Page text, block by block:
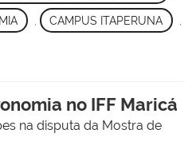
CAMPUS ITAPERUNA
no IFF Maricá
na disputa da Mostra de